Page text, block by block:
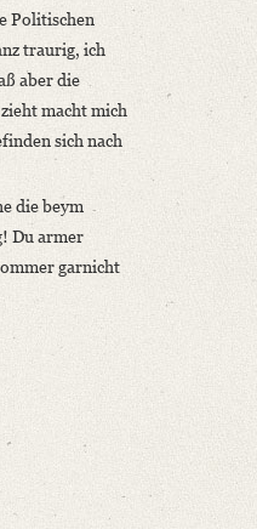
Politischen
traurig, ich
aber die
macht mich
sich nach
die beym
Du armer
garnicht